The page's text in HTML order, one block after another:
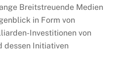
Breitstreuende Medien
in Form von
Investitionen von
dessen Initiativen